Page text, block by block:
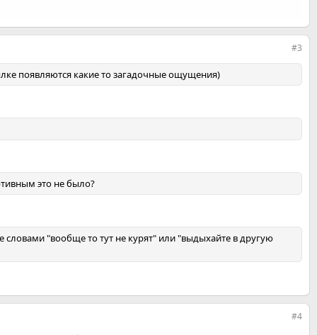
#3
появляются какие то загадочные ощущения)
это не было?
"вообще то тут не курят" или "выдыхайте в другую
#4